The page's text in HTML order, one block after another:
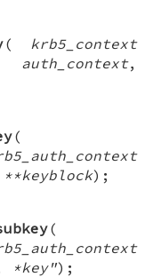
(
krb5_context
auth_context,
(
**keyblock);
(
*key");